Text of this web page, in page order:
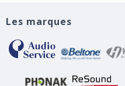
Les marques